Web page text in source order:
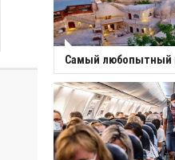
Самый любопытный